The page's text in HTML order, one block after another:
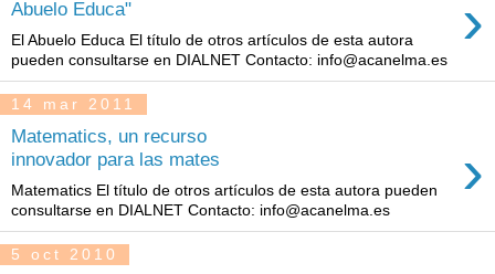
Abuelo Educa"
›
El Abuelo Educa El título de otros artículos de esta autora
pueden consultarse en DIALNET Contacto: info@acanelma.es
14 mar 2011
Matematics, un recurso
innovador para las mates
›
Matematics El título de otros artículos de esta autora pueden
consultarse en DIALNET Contacto: info@acanelma.es
5 oct 2010